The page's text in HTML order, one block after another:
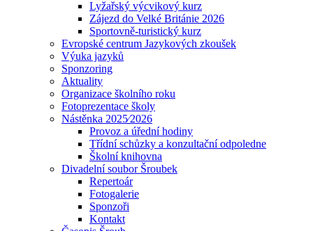
Lyžařský výcvikový kurz
Zájezd do Velké Británie 2026
Sportovně-turistický kurz
Evropské centrum Jazykových zkoušek
Výuka jazyků
Sponzoring
Aktuality
Organizace školního roku
Fotoprezentace školy
Nástěnka 2025⁄2026
Provoz a úřední hodiny
Třídní schůzky a konzultační odpoledne
Školní knihovna
Divadelní soubor Šroubek
Repertoár
Fotogalerie
Sponzoři
Kontakt